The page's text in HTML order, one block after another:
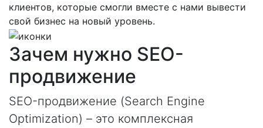
клиентов, которые смогли вместе с нами вывести
свой бизнес на новый уровень.
Зачем нужно SEO-
продвижение
SEO-продвижение (Search Engine
Optimization) – это комплексная